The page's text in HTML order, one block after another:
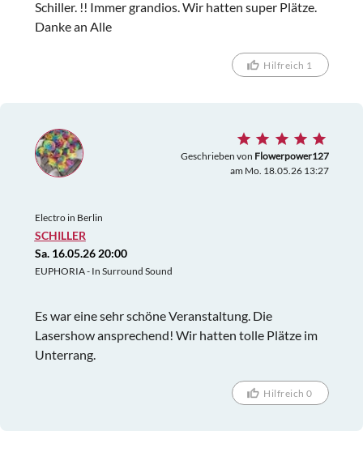
Schiller. !! Immer grandios. Wir hatten super Plätze.
Danke an Alle
Hilfreich 1
Geschrieben von Flowerpower127
am Mo. 18.05.26 13:27
Electro in Berlin
SCHILLER
Sa. 16.05.26 20:00
EUPHORIA - In Surround Sound
Es war eine sehr schöne Veranstaltung. Die
Lasershow ansprechend! Wir hatten tolle Plätze im
Unterrang.
Hilfreich 0